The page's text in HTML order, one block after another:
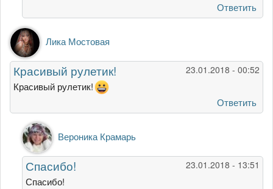
от
Елена
Каланчина
Ответить
Лика Мостовая
23.01.2018 - 00:52
Красивый рулетик!
Красивый рулетик!
Ответить
Ответ
на
Красивый
рулетик!
от
Вероника Крамарь
23.01.2018 - 13:51
Спасибо!
Спасибо!